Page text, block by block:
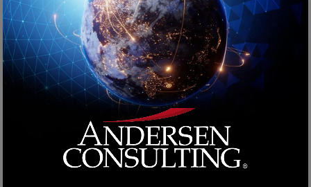
Blog Post
Home Tecnologie
Sviluppo di Web App: Tutto Quello che Devi
Sapere